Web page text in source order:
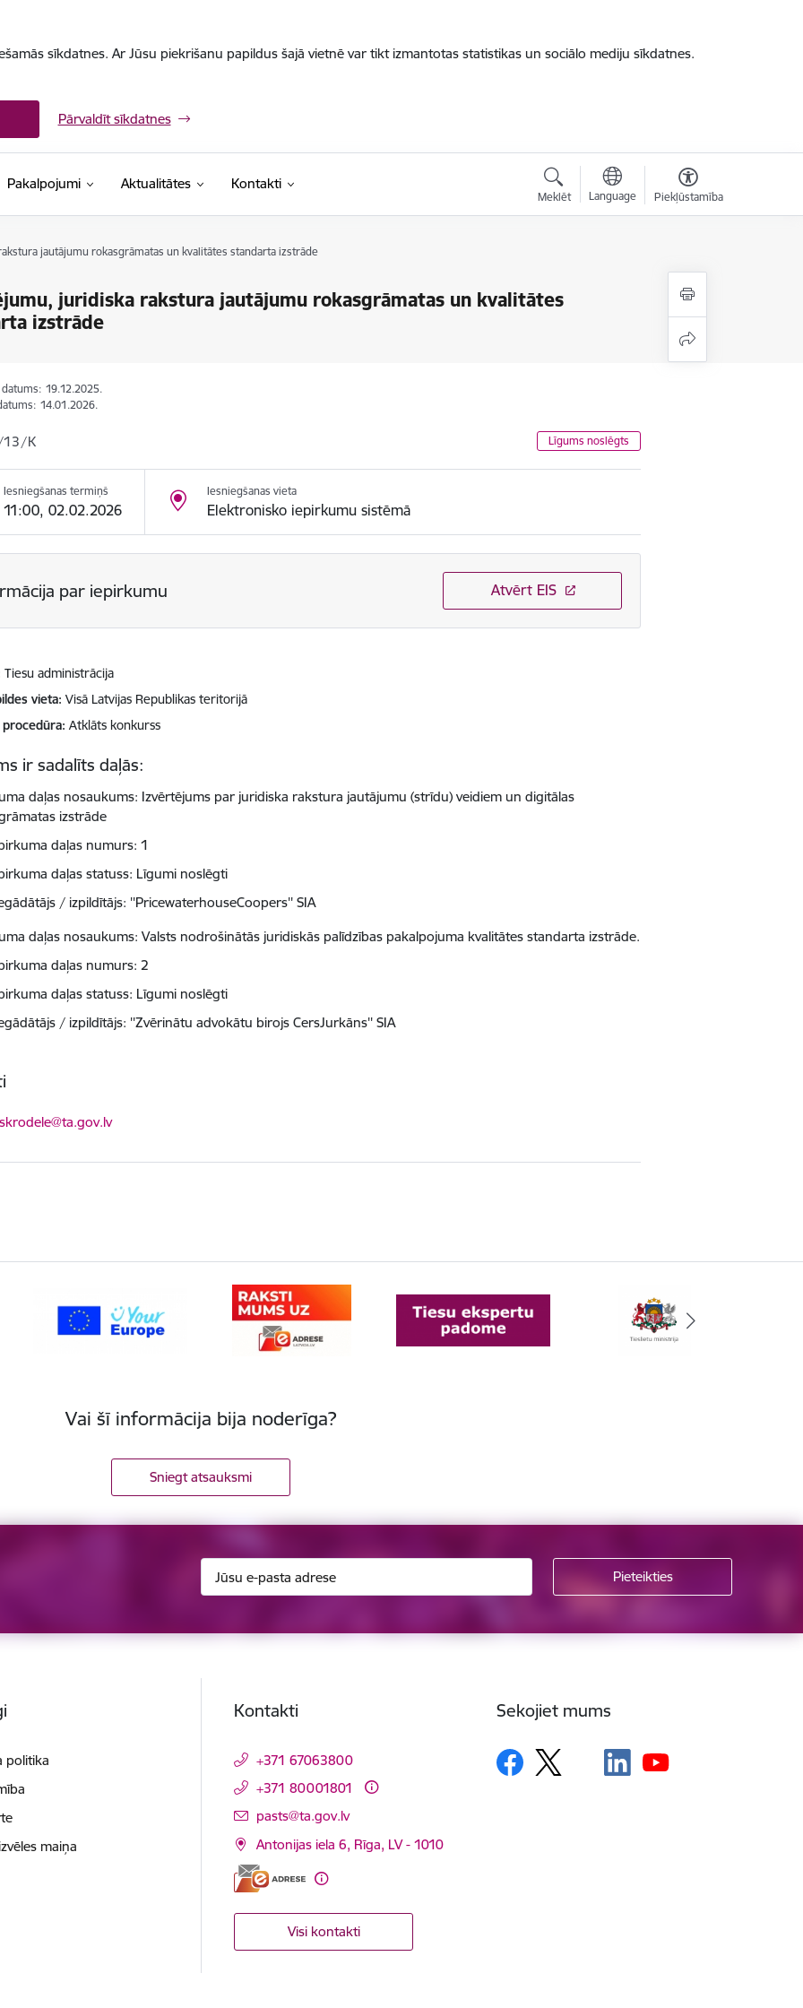
sīkdatnes. Ar Jūsu piekrišanu papildus šajā vietnē var tikt izmantotas statistikas un sociālo mediju sīkdatnes.
Pārvaldīt sīkdatnes
Pakalpojumi Aktualitātes Kontakti
Meklēt Language Piekļūstamība
jautājumu rokasgrāmatas un kvalitātes standarta izstrāde
juridiska rakstura jautājumu rokasgrāmatas un kvalitātes
izstrāde
19.12.2025.
14.01.2026.
13/K Līgums noslēgts
Iesniegšanas termiņš
11:00, 02.02.2026
Iesniegšanas vieta
Elektronisko iepirkumu sistēmā
par iepirkumu Atvērt EIS
Tiesu administrācija
vieta Visā Latvijas Republikas teritorijā
Atklāts konkurss
ir sadalīts daļās:
daļas nosaukums: Izvērtējums par juridiska rakstura jautājumu (strīdu) veidiem un digitālas
izstrāde
daļas numurs: 1
daļas statuss: Līgumi noslēgti
/ izpildītājs: ''PricewaterhouseCoopers'' SIA
daļas nosaukums: Valsts nodrošinātās juridiskās palīdzības pakalpojuma kvalitātes standarta izstrāde.
daļas numurs: 2
daļas statuss: Līgumi noslēgti
/ izpildītājs: ''Zvērinātu advokātu birojs CersJurkāns'' SIA
Vai šī informācija bija noderīga?
Sniegt atsauksmi
politika
maiņa
Kontakti
+371 67063800
+371 80001801
E-pasts:
pasts@ta.gov.lv
Antonijas iela 6, Rīga, LV - 1010
Visi kontakti
Sekojiet mums